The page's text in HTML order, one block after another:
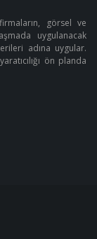
görsel ve
uygulanacak
adına uygular.
ön planda